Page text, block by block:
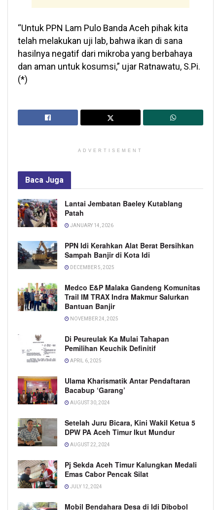
“Untuk PPN Lam Pulo Banda Aceh pihak kita
telah melakukan uji lab, bahwa ikan di sana
hasilnya negatif dari mikroba yang berbahaya
dan aman untuk kosumsi,” ujar Ratnawatu, S.Pi.
(*)
ADVERTISEMENT
Baca Juga
Lantai Jembatan Baeley Kutablang
Patah
JANUARY 14, 2026
PPN Idi Kerahkan Alat Berat Bersihkan
Sampah Banjir di Kota Idi
DECEMBER 5, 2025
Medco E&P Malaka Gandeng Komunitas
Trail IM TRAX Indra Makmur Salurkan
Bantuan Banjir
NOVEMBER 24, 2025
Di Peureulak Ka Mulai Tahapan
Pemilihan Keuchik Definitif
APRIL 6, 2025
Ulama Kharismatik Antar Pendaftaran
Bacabup ‘Garang’
AUGUST 30, 2024
Setelah Juru Bicara, Kini Wakil Ketua 5
DPW PA Aceh Timur Ikut Mundur
AUGUST 22, 2024
Pj Sekda Aceh Timur Kalungkan Medali
Emas Cabor Pencak Silat
JULY 12, 2024
Mobil Bendahara Desa di Idi Dibobol